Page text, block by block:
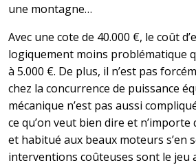
une montagne…
Avec une cote de 40.000 €, le coût
logiquement moins problématique
à 5.000 €. De plus, il n’est pas
chez la concurrence de puissance
mécanique n’est pas aussi
ce qu’on veut bien dire et
et habitué aux beaux moteurs s’en
interventions coûteuses sont le jeu